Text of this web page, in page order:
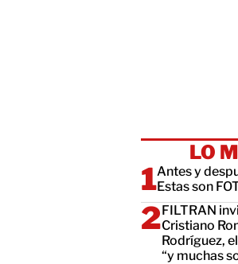
LO
Antes y
Estas son
FILTRAN
Cristiano
Rodríguez,
“y muchas